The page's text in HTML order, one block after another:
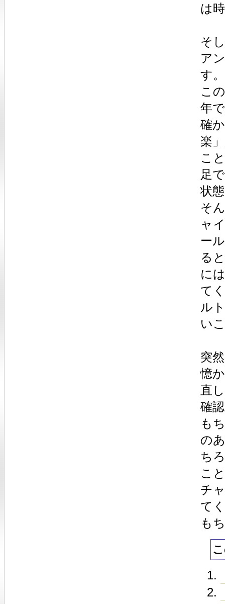
は
そ
ア
す。
こ
年
確
楽
こ
足
状
そ
ャ
ー
る
に
て
ル
い
突
憶
直
確
も
の
ち
こ
チ
て
も